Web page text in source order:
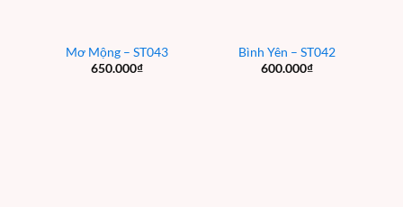
Mơ Mộng – ST043
650.000₫
Bình Yên – ST042
600.000₫